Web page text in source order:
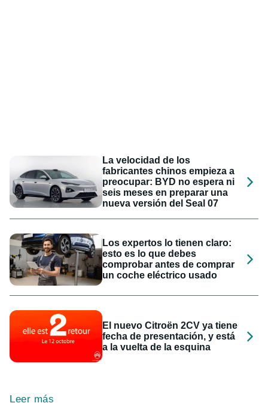
La velocidad de los
fabricantes chinos empieza a
preocupar: BYD no espera ni
seis meses en preparar una
nueva versión del Seal 07
Los expertos lo tienen claro:
esto es lo que debes
comprobar antes de comprar
un coche eléctrico usado
El nuevo Citroën 2CV ya tiene
fecha de presentación, y está
a la vuelta de la esquina
Leer más